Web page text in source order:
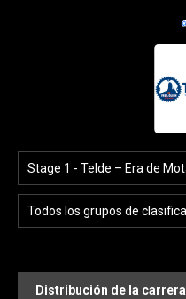
Distribución de la carrera